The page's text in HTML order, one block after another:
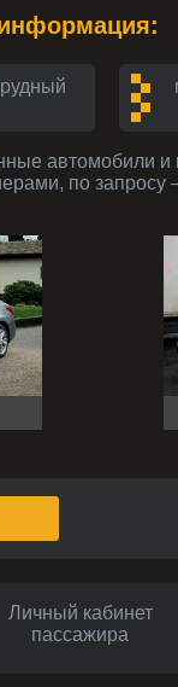
информация:
по запросу
Личный кабинет
пассажира